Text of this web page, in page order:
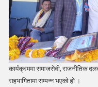
कार्यक्रममा समाजसेवी, राजनीतिक
सहभागितामा सम्पन्न भएको हो ।